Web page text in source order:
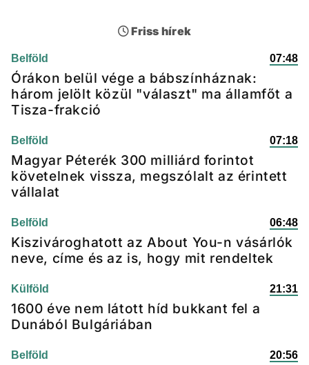
Friss hírek
Belföld 07:48
Órákon belül vége a bábszínháznak:
három jelölt közül "választ" ma államfőt a
Tisza-frakció
Belföld 07:18
Magyar Péterék 300 milliárd forintot
követelnek vissza, megszólalt az érintett
vállalat
Belföld 06:48
Kiszivároghatott az About You-n vásárlók
neve, címe és az is, hogy mit rendeltek
Külföld 21:31
1600 éve nem látott híd bukkant fel a
Dunából Bulgáriában
Belföld 20:56